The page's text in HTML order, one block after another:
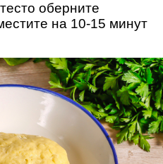
оберните
на 10-15 минут